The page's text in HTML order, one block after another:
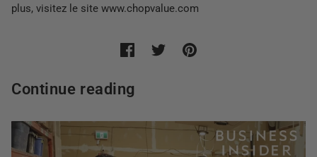
plus, visitez le site www.chopvalue.com
Continue reading